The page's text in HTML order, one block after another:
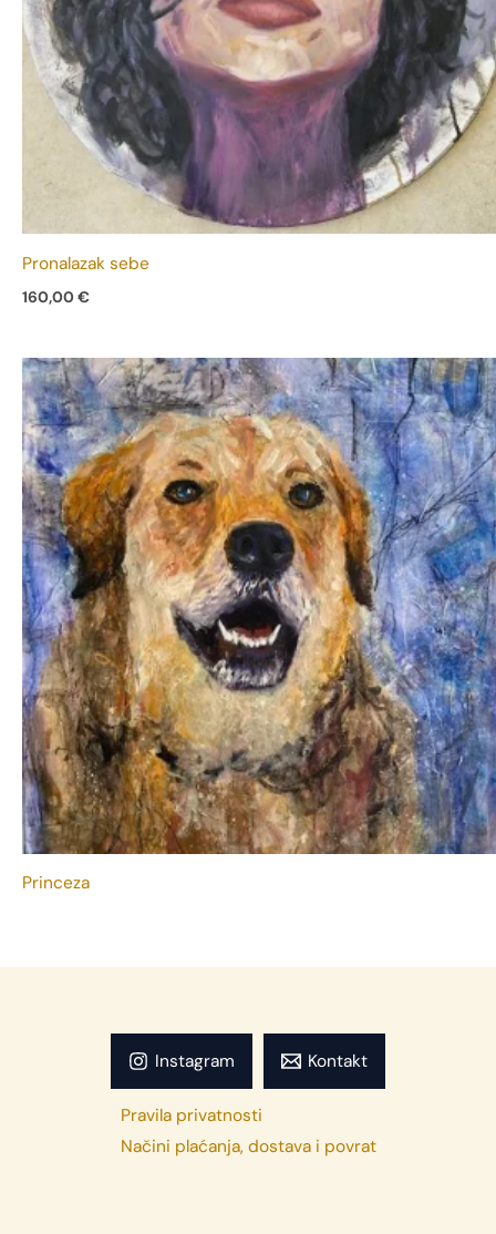
Pronalazak sebe
160,00€
Princeza
Instagram Kontakt
Pravila privatnosti
Načini plaćanja, dostava i povrat